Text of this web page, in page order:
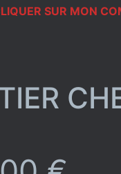
SUR MON